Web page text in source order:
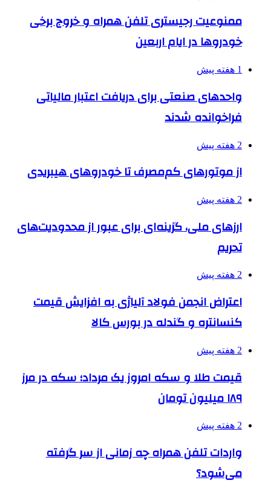
ممنوعیت رجیستری تلفن همراه و خروج برخی
خودروها در ایام اربعین
1 هفته پیش
واحدهای صنعتی برای دریافت اعتبار مالیاتی
فراخوانده شدند
2 هفته پیش
از موتورهای کم‌مصرف تا خودروهای هیبریدی
2 هفته پیش
ارزهای ملی، گزینه‌ای برای عبور از محدودیت‌های
تحریم
2 هفته پیش
اعتراض انجمن فولاد آلیاژی به افزایش قیمت
کنسانتره و گندله در بورس کالا
2 هفته پیش
قیمت طلا و سکه امروز یک مرداد؛ سکه در مرز
۱۸۹ میلیون تومان
2 هفته پیش
واردات تلفن همراه چه زمانی از سر گرفته
می‌شود؟